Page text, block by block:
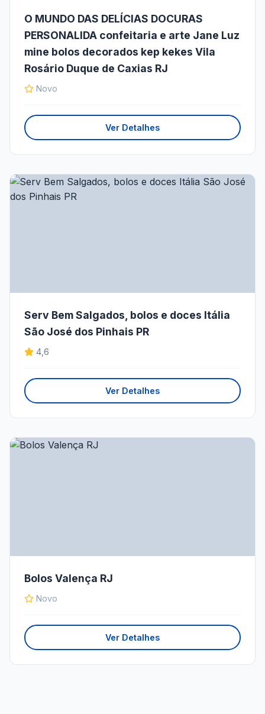
O MUNDO DAS DELÍCIAS DOCURAS
PERSONALIDA confeitaria e arte Jane Luz
mine bolos decorados kep kekes Vila
Rosário Duque de Caxias RJ
Novo
Ver Detalhes
Serv Bem Salgados, bolos e doces Itália
São José dos Pinhais PR
4,6
Ver Detalhes
Bolos Valença RJ
Novo
Ver Detalhes